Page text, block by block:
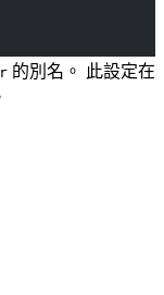
的別名。 此設定在